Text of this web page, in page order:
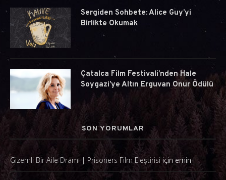
Sergiden Sohbete: Alice Guy’yi
Birlikte Okumak
Çatalca Film Festivali’nden Hale
Soygazi’ye Altın Erguvan Onur Ödülü
SON YORUMLAR
Gizemli Bir Aile Dramı | Prisoners Film Eleştirisi için emin